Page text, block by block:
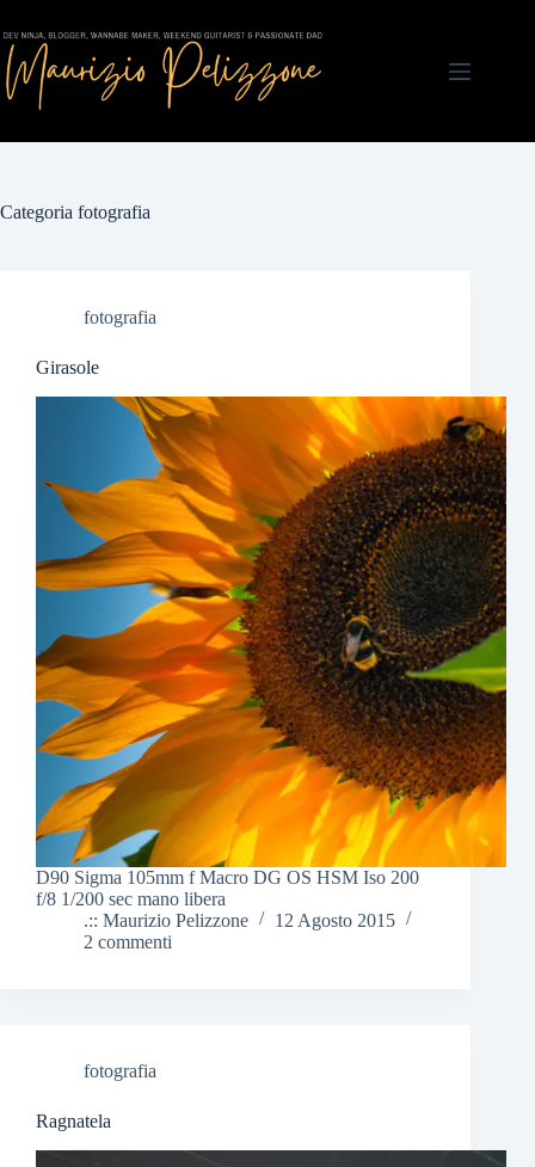
al
contenuto
Categoria fotografia
fotografia
Girasole
D90 Sigma 105mm f Macro DG OS HSM Iso 200
f/8 1/200 sec mano libera
.:: Maurizio Pelizzone
12 Agosto 2015
2 commenti
fotografia
Ragnatela